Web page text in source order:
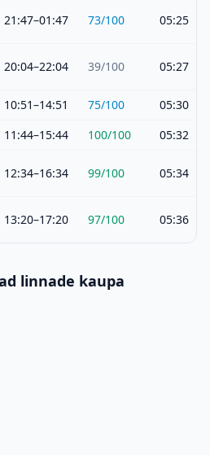
21:47–01:47 73/100 05:25
20:04–22:04 39/100 05:27
10:51–14:51 75/100
05:30
11:44–15:44 100/100 05:32
12:34–16:34 99/100 05:34
13:20–17:20 97/100 05:36
linnade kaupa